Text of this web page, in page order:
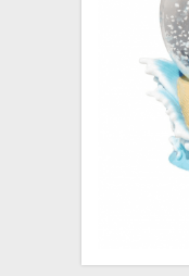
TCG &
VÝKUP HER